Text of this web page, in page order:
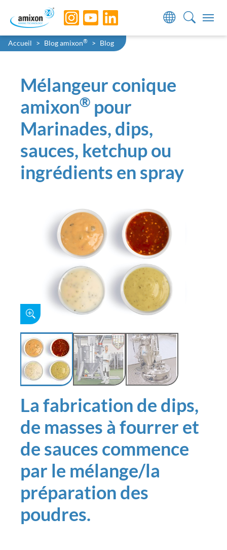
Skip to main navigation
Skip to main content
Skip to page footer
You are here:
Accueil Blog amixon® Blog
Mélangeur conique
amixon® pour
Marinades, dips,
sauces, ketchup ou
ingrédients en spray
La fabrication de dips,
de masses à fourrer et
de sauces commence
par le mélange/la
préparation des
poudres.